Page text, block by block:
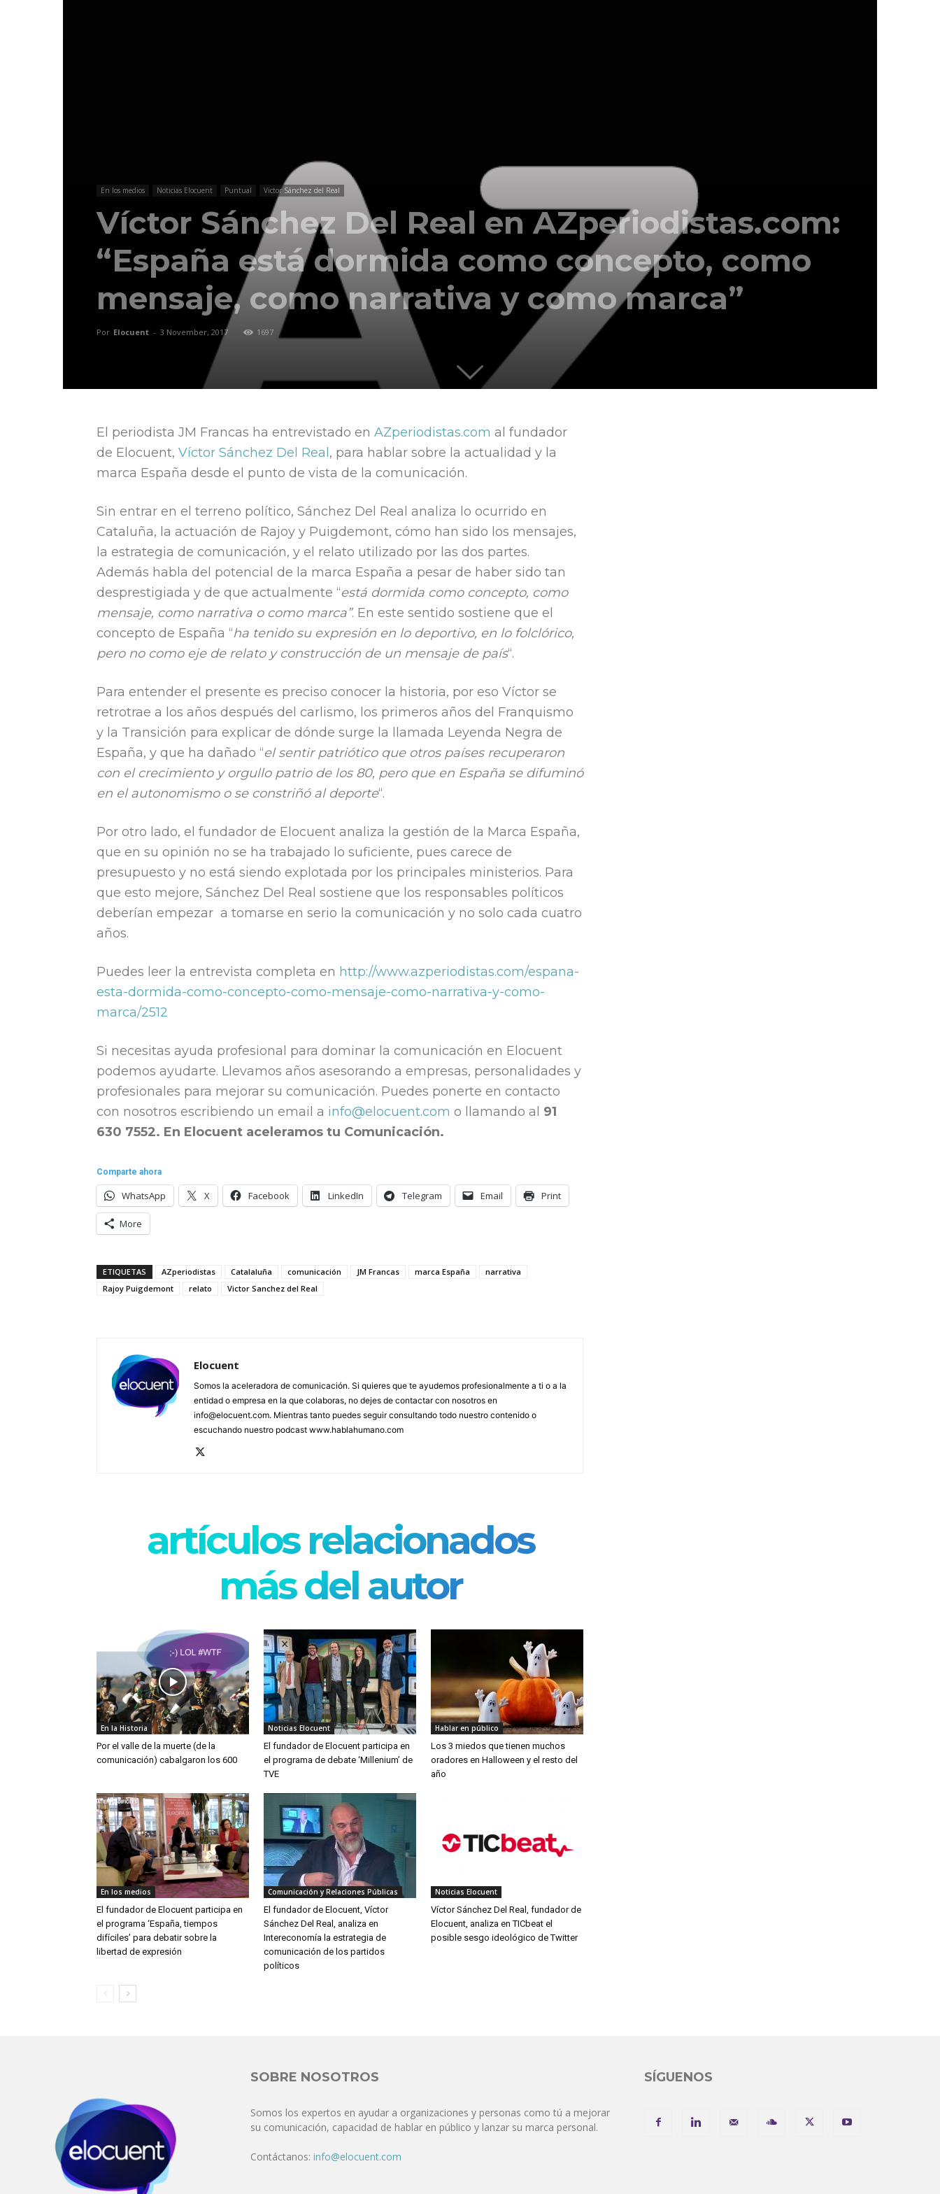
los
que
quieren
liderar
En los medios Noticias Elocuent Puntual Victor Sánchez del Real
Víctor Sánchez Del Real en AZperiodistas.com:
“España está dormida como concepto, como
mensaje, como narrativa y como marca”
Por Elocuent - 3 November, 2017 1697
El periodista JM Francas ha entrevistado en AZperiodistas.com al fundador
de Elocuent, Víctor Sánchez Del Real , para hablar sobre la actualidad y la
marca España desde el punto de vista de la comunicación.
Sin entrar en el terreno político, Sánchez Del Real analiza lo ocurrido en
Cataluña, la actuación de Rajoy y Puigdemont, cómo han sido los mensajes,
la estrategia de comunicación, y el relato utilizado por las dos partes.
Además habla del potencial de la marca España a pesar de haber sido tan
desprestigiada y de que actualmente “está dormida como concepto, como
mensaje, como narrativa o como marca”. En este sentido sostiene que el
concepto de España “ha tenido su expresión en lo deportivo, en lo folclórico,
pero no como eje de relato y construcción de un mensaje de país“.
Para entender el presente es preciso conocer la historia, por eso Víctor se
retrotrae a los años después del carlismo, los primeros años del Franquismo
y la Transición para explicar de dónde surge la llamada Leyenda Negra de
España, y que ha dañado “el sentir patriótico que otros países recuperaron
con el crecimiento y orgullo patrio de los 80, pero que en España se difuminó
en el autonomismo o se constriñó al deporte“.
Por otro lado, el fundador de Elocuent analiza la gestión de la Marca España,
que en su opinión no se ha trabajado lo suficiente, pues carece de
presupuesto y no está siendo explotada por los principales ministerios. Para
que esto mejore, Sánchez Del Real sostiene que los responsables políticos
deberían empezar a tomarse en serio la comunicación y no solo cada cuatro
años.
Puedes leer la entrevista completa en http://www.azperiodistas.com/espana-
esta-dormida-como-concepto-como-mensaje-como-narrativa-y-como-
marca/2512
Si necesitas ayuda profesional para dominar la comunicación en Elocuent
podemos ayudarte. Llevamos años asesorando a empresas, personalidades y
profesionales para mejorar su comunicación. Puedes ponerte en contacto
con nosotros escribiendo un email a info@elocuent.com o llamando al 91
630 7552. En Elocuent aceleramos tu Comunicación.
Comparte ahora
WhatsApp X Facebook LinkedIn Telegram Email Print
More
ETIQUETAS AZperiodistas Catalaluña comunicación JM Francas marca España
narrativa
Rajoy Puigdemont
relato Victor Sanchez del Real
Elocuent
Somos la aceleradora de comunicación. Si quieres que te ayudemos profesionalmente a ti o a la
entidad o empresa en la que colaboras, no dejes de contactar con nosotros en
info@elocuent.com. Mientras tanto puedes seguir consultando todo nuestro contenido o
escuchando nuestro podcast www.hablahumano.com
artículos relacionados
más del autor
En la Historia
Por el valle de la muerte (de la
comunicación) cabalgaron los 600
Noticias Elocuent
El fundador de Elocuent participa en
el programa de debate ‘Millenium’ de
TVE
Hablar en público
Los 3 miedos que tienen muchos
oradores en Halloween y el resto del
año
En los medios
El fundador de Elocuent participa en
el programa ‘España, tiempos
difíciles’ para debatir sobre la
libertad de expresión
Comunicación y Relaciones Públicas
El fundador de Elocuent, Víctor
Sánchez Del Real, analiza en
Intereconomía la estrategia de
comunicación de los partidos
políticos
Noticias Elocuent
Víctor Sánchez Del Real, fundador de
Elocuent, analiza en TICbeat el
posible sesgo ideológico de Twitter
SOBRE NOSOTROS
Somos los expertos en ayudar a organizaciones y personas como tú a mejorar
su comunicación, capacidad de hablar en público y lanzar su marca personal.
Contáctanos: info@elocuent.com
SÍGUENOS